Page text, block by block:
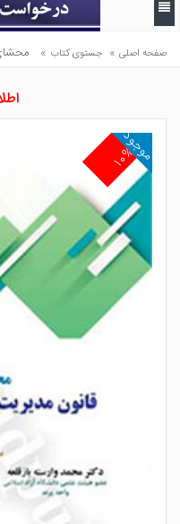
صفحه اصلی » جستوی کتاب »
۱۰%
موجود